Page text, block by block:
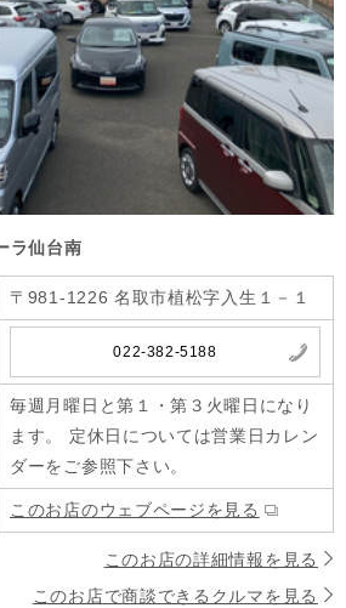
ラ仙台南
〒981-1226 名取市植松字入生１－１
022-382-5188
毎週月曜日と第１・第３火曜日になり
ます。 定休日については営業日カレン
ダーをご参照下さい。
このお店のウェブページを見る
このお店の詳細情報を見る
このお店で商談できるクルマを見る